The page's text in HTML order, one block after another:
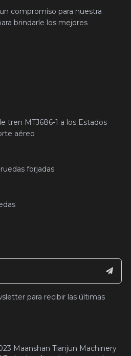
compromiso para nuestra
brindarle los mejores
tren MTJ686-1 a los Estados
aéreo
forjadas
para recibir las últimas
Maanshan Tianjun Machinery